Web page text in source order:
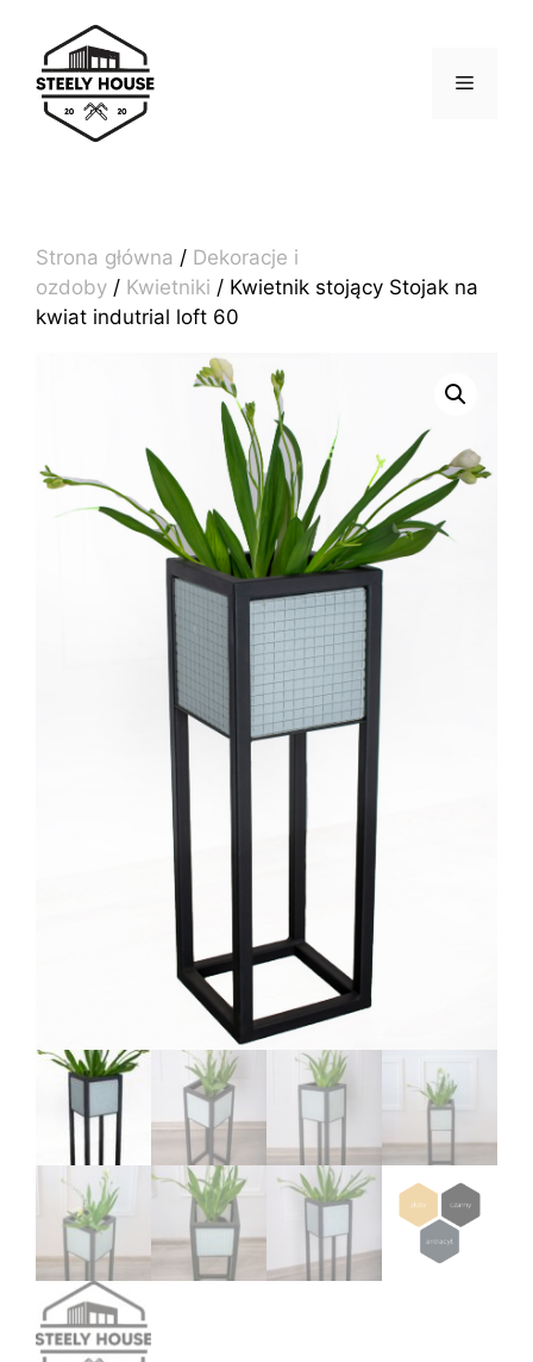
treści
MENU
Strona główna / Dekoracje i
ozdoby / Kwietniki / Kwietnik stojący Stojak na
kwiat indutrial loft 60